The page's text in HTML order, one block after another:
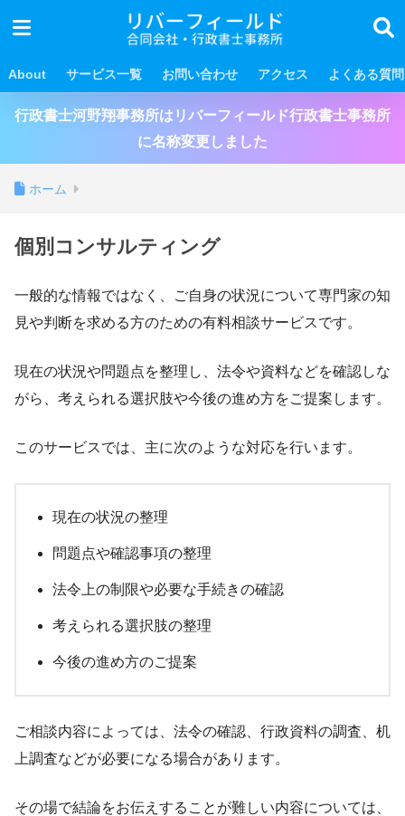
About サービス一覧 お問い合わせ アクセス よくある質問
行政書士河野翔事務所はリバーフィールド行政書士事務所
に名称変更しました
ホーム
個別コンサルティング
一般的な情報ではなく、ご自身の状況について専門家の知
見や判断を求める方のための有料相談サービスです。
現在の状況や問題点を整理し、法令や資料などを確認しな
がら、考えられる選択肢や今後の進め方をご提案します。
このサービスでは、主に次のような対応を行います。
現在の状況の整理
問題点や確認事項の整理
法令上の制限や必要な手続きの確認
考えられる選択肢の整理
今後の進め方のご提案
ご相談内容によっては、法令の確認、行政資料の調査、机
上調査などが必要になる場合があります。
その場で結論をお伝えすることが難しい内容については、